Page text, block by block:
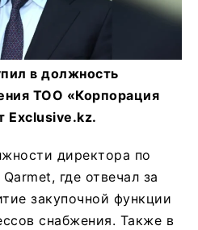
в должность
ТОО «Корпорация
Exclusive.kz.
директора по
где отвечал за
закупочной функции
снабжения. Также в